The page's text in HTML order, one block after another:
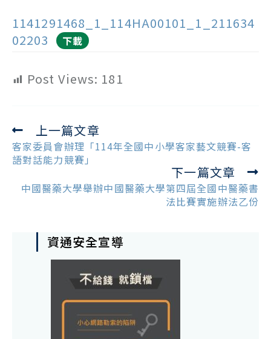
1141291468_1_114HA00101_1_211634
02203
下載
Post Views: 181
Read
more
articles
上一篇文章
客家委員會辦理「114年全國中小學客家藝文競賽-客
語對話能力競賽」
下一篇文章
中國醫藥大學舉辦中國醫藥大學第四屆全國中醫藥書
法比賽實施辦法乙份
資通安全宣導